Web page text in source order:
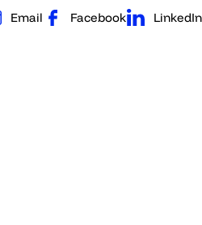
Email Facebook LinkedIn